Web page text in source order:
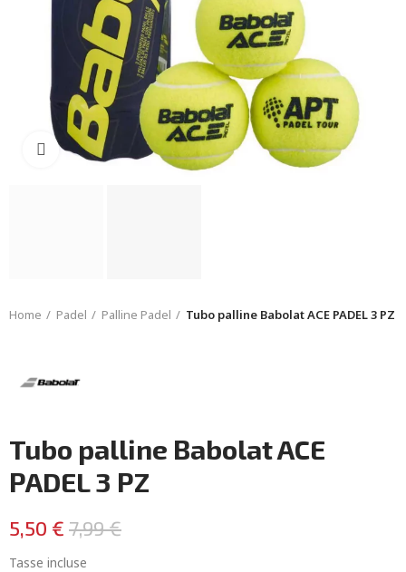
Click to enlarge
Home Padel Palline Padel Tubo palline Babolat ACE PADEL 3 PZ
Tubo palline Babolat ACE
PADEL 3 PZ
5,50 € 7,99 €
Tasse incluse